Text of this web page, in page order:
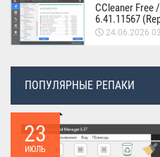
CCleaner Free
6.41.11567
24.06.2026
ПОПУЛЯРНЫЕ РЕПАКИ
23
ИЮЛЬ